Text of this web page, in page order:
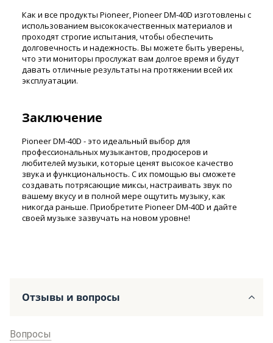
Как и все продукты Pioneer, Pioneer DM-40D изготовлены с
использованием высококачественных материалов и
проходят строгие испытания, чтобы обеспечить
долговечность и надежность. Вы можете быть уверены,
что эти мониторы прослужат вам долгое время и будут
давать отличные результаты на протяжении всей их
эксплуатации.
Заключение
Pioneer DM-40D - это идеальный выбор для
профессиональных музыкантов, продюсеров и
любителей музыки, которые ценят высокое качество
звука и функциональность. С их помощью вы сможете
создавать потрясающие миксы, настраивать звук по
вашему вкусу и в полной мере ощутить музыку, как
никогда раньше. Приобретите Pioneer DM-40D и дайте
своей музыке зазвучать на новом уровне!
Отзывы и вопросы
Вопросы